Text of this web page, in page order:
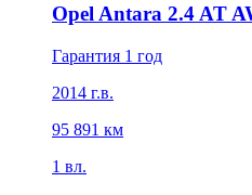
Opel Antara 2.4 AT
Гарантия 1 год
2014 г.в.
95 891 км
1 вл.